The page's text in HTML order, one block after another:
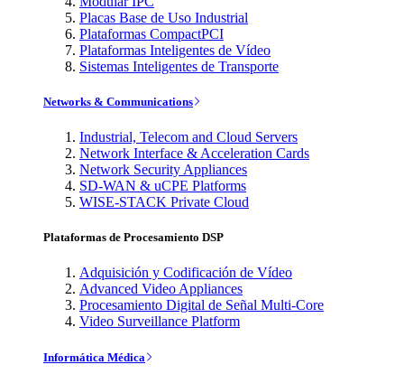
Placas Base de Uso Industrial
Plataformas CompactPCI
Plataformas Inteligentes de Vídeo
Sistemas Inteligentes de Transporte
Networks & Communications
Industrial, Telecom and Cloud Servers
Network Interface & Acceleration Cards
Network Security Appliances
SD-WAN & uCPE Platforms
WISE-STACK Private Cloud
Plataformas de Procesamiento DSP
Adquisición y Codificación de Vídeo
Advanced Video Appliances
Procesamiento Digital de Señal Multi-Core
Video Surveillance Platform
Informática Médica